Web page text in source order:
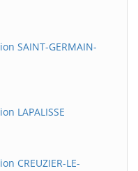
SAINT-GERMAIN-
LAPALISSE
CREUZIER-LE-